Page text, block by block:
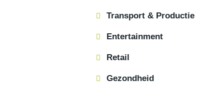
Transport & Productie
Entertainment
Retail
Gezondheid